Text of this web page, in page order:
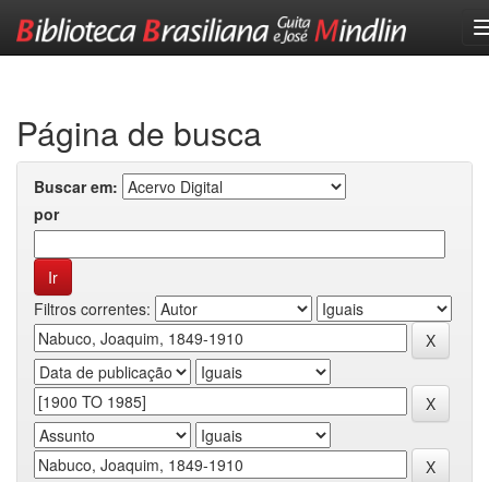
Página de busca
Buscar em:
por
Filtros correntes: